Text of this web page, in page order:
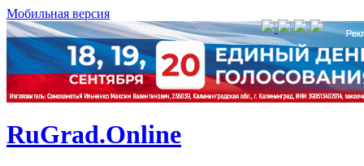
Мобильная версия
RuGrad.Online